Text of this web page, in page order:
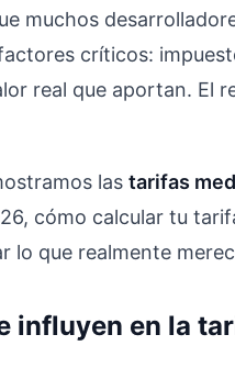
muchos
críticos:
real que aportan. El
las tarifas
cómo calcular tu
lo que realmente
influyen en la